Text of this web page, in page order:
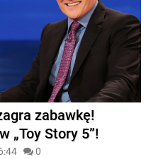
zabawkę!
„Toy Story 5”!
0